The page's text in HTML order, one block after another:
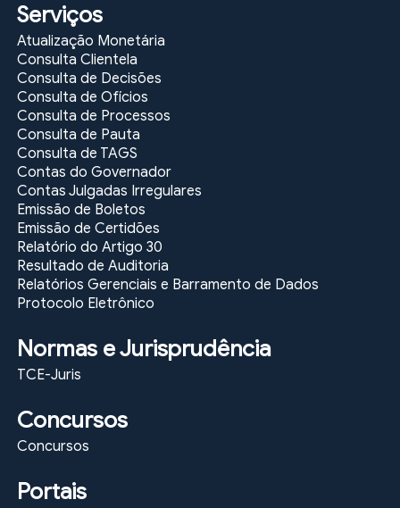
Serviços
Atualização Monetária
Consulta Clientela
Consulta de Decisões
Consulta de Ofícios
Consulta de Processos
Consulta de Pauta
Consulta de TAGS
Contas do Governador
Contas Julgadas Irregulares
Emissão de Boletos
Emissão de Certidões
Relatório do Artigo 30
Resultado de Auditoria
Relatórios Gerenciais e Barramento de Dados
Protocolo Eletrônico
Normas e Jurisprudência
TCE-Juris
Concursos
Concursos
Portais